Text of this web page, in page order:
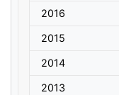
2016
2015
2014
2013